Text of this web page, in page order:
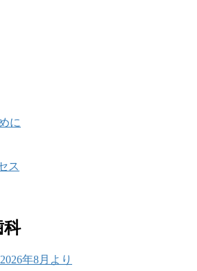
に
ス
科
年8月より